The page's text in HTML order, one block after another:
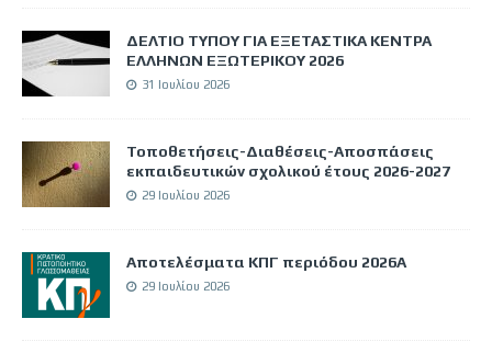
ΔΕΛΤΙΟ ΤΥΠΟΥ ΓΙΑ ΕΞΕΤΑΣΤΙΚΑ ΚΕΝΤΡΑ
ΕΛΛΗΝΩΝ ΕΞΩΤΕΡΙΚΟΥ 2026
31 Ιουλίου 2026
Τοποθετήσεις-Διαθέσεις-Αποσπάσεις
εκπαιδευτικών σχολικού έτους 2026-2027
29 Ιουλίου 2026
Αποτελέσματα ΚΠΓ περιόδου 2026Α
29 Ιουλίου 2026